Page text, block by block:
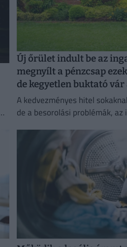
Új őrület indult be az
megnyílt a pénzcsap
de kegyetlen buktató vár
A kedvezményes hitel
de a besorolási problémák,
alaposan fel kell készülniük.